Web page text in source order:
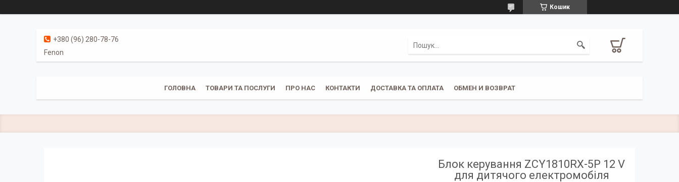
Кошик
+380 (96) 280-78-76
Fenon
ГОЛОВНА ТОВАРИ ТА ПОСЛУГИ ПРО НАС КОНТАКТИ ДОСТАВКА ТА ОПЛАТА ОБМЕН И ВОЗВРАТ
Блок керування ZCY1810RX-5P 12 V
для дитячого електромобіля